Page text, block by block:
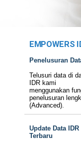
EMPOWERS
Penelusuran
Telusuri data di
IDR kami
menggunakan
penelusuran
(Advanced).
Update Data IDR
Terbaru